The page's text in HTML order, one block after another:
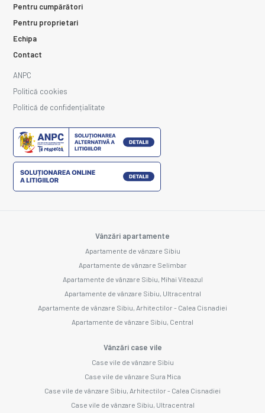
Pentru cumpărători
Pentru proprietari
Echipa
Contact
ANPC
Politică cookies
Politică de confidențialitate
Vânzări apartamente
Apartamente de vânzare Sibiu
Apartamente de vânzare Selimbar
Apartamente de vânzare Sibiu, Mihai Viteazul
Apartamente de vânzare Sibiu, Ultracentral
Apartamente de vânzare Sibiu, Arhitectilor - Calea Cisnadiei
Apartamente de vânzare Sibiu, Central
Vânzări case vile
Case vile de vânzare Sibiu
Case vile de vânzare Sura Mica
Case vile de vânzare Sibiu, Arhitectilor - Calea Cisnadiei
Case vile de vânzare Sibiu, Ultracentral